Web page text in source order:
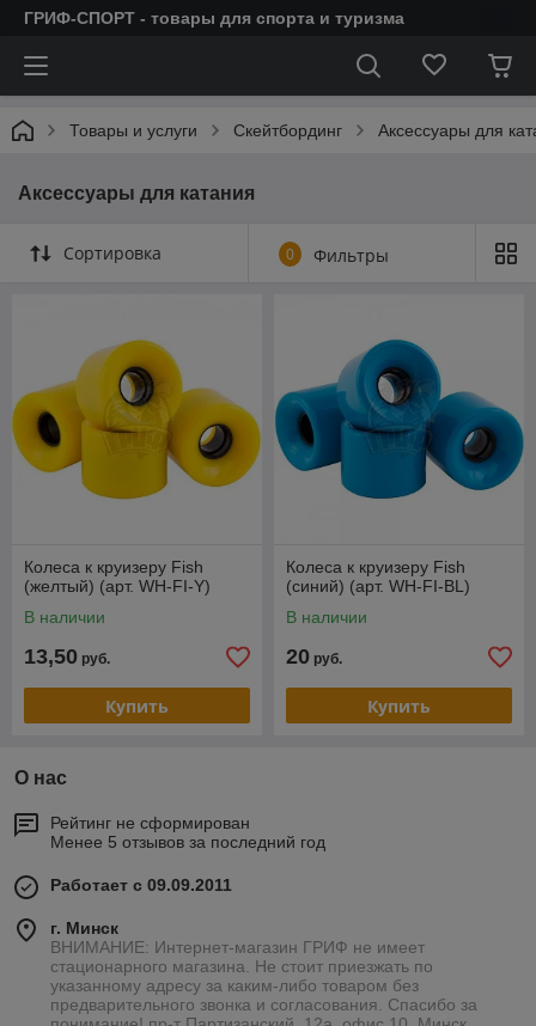
ГРИФ-СПОРТ - товары для спорта и туризма
Товары и услуги Скейтбординг Аксессуары для
Аксессуары для катания
Сортировка 0 Фильтры
Колеса к круизеру Fish
(желтый) (арт. WH-FI-Y)
В наличии
13,50 руб.
Купить
Колеса к круизеру Fish
(синий) (арт. WH-FI-BL)
В наличии
20 руб.
Купить
О нас
Рейтинг не сформирован
Менее 5 отзывов за последний год
Работает с 09.09.2011
г. Минск
ВНИМАНИЕ: Интернет-магазин ГРИФ не имеет
стационарного магазина. Не стоит приезжать по
указанному адресу за каким-либо товаром без
предварительного звонка и согласования. Спасибо за